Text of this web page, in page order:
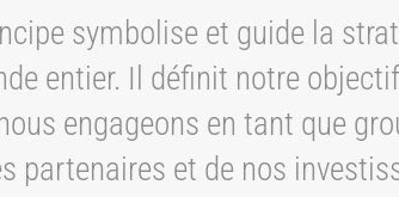
symbolise et guide la
entier. Il définit notre
engageons en tant que
partenaires et de nos